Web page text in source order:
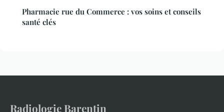
Pharmacie rue du Commerce : vos soins et conseils
santé clés
Radiologie Barentin